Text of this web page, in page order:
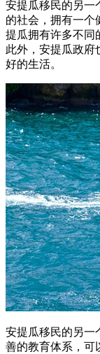
安提瓜移民的另一
的社会，拥有一个
提瓜拥有许多不同
此外，安提瓜政府
好的生活。
安提瓜移民的另一
善的教育体系，可